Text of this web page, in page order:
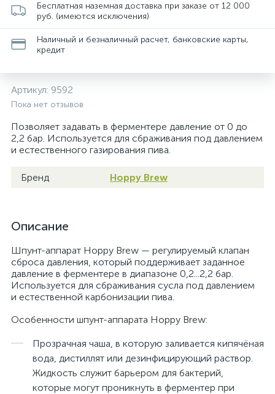
Бесплатная наземная доставка при заказе от 12 000
руб. (имеются исключения)
Наличный и безналичный расчет, банковские карты,
кредит
Артикул: 9592
Пока нет отзывов
Позволяет задавать в ферментере давление от 0 до
2,2 бар. Используется для сбраживания под давлением
и естественного газирования пива.
Бренд Hoppy Brew
Описание
Шпунт-аппарат Hoppy Brew — регулируемый клапан
сброса давления, который поддерживает заданное
давление в ферментере в диапазоне 0,2...2,2 бар.
Используется для сбраживания сусла под давлением
и естественной карбонизации пива.
Особенности шпунт-аппарата Hoppy Brew:
Прозрачная чаша, в которую заливается кипячёная
вода, дистиллят или дезинфицирующий раствор.
Жидкость служит барьером для бактерий,
которые могут проникнуть в ферментер при